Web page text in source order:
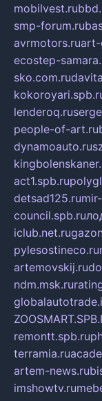
mobilvest.ru
smp-forum.ru
avrmotors.ruart-
ecostep-
sko.com.ru
lenderoq.ru
people-of-art.ru
dynamoauto.ru
act1.spb.ru
detsad125.ru
council.spb.ru
iclub.net.ru
pylesostineco.ru
artemovskij.ru
ndm.msk.ru
remontt.spb.ru
terramia.ru
artem-news.ru
imshowtv.ru